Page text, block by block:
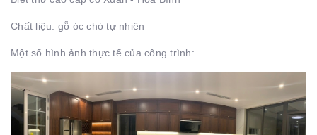
Chất liệu: gỗ óc chó tự nhiên
Một số hình ảnh thực tế của công trình: